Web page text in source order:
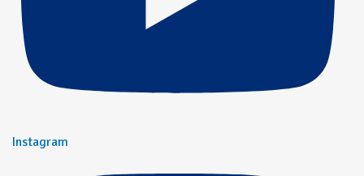
Instagram